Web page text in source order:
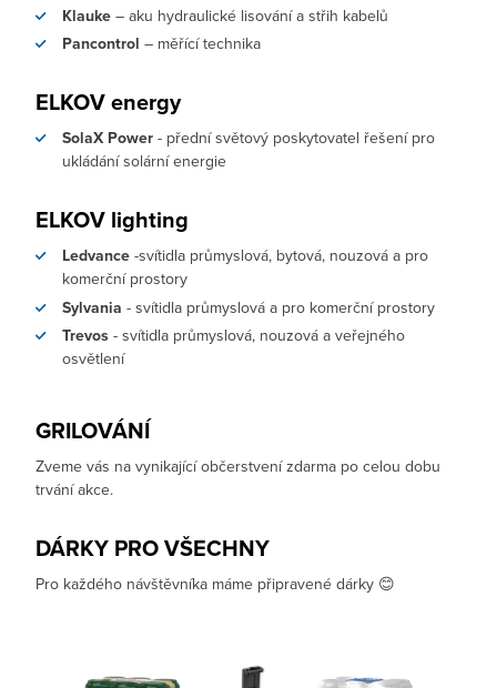
Klauke – aku hydraulické lisování a střih kabelů
Pancontrol – měřící technika
ELKOV energy
SolaX Power - přední světový poskytovatel řešení pro
ukládání solární energie
ELKOV lighting
Ledvance -svítidla průmyslová, bytová, nouzová a pro
komerční prostory
Sylvania - svítidla průmyslová a pro komerční prostory
Trevos - svítidla průmyslová, nouzová a veřejného
osvětlení
GRILOVÁNÍ
Zveme vás na vynikající občerstvení zdarma po celou dobu
trvání akce.
DÁRKY PRO VŠECHNY
Pro každého návštěvníka máme připravené dárky 😊